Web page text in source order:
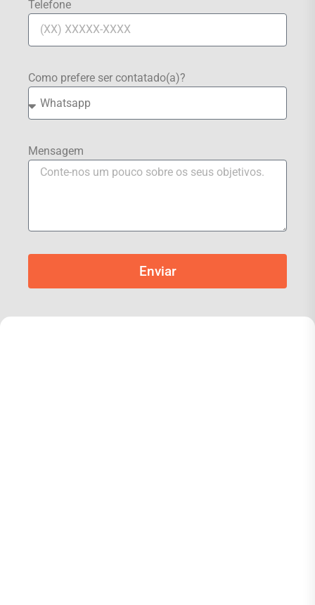
Telefone
Como prefere ser contatado(a)?
Mensagem
Enviar